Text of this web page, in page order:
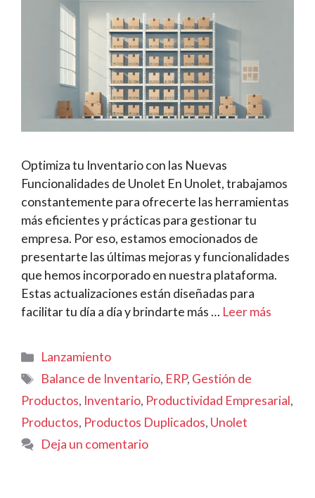
Optimiza tu Inventario con las Nuevas
Funcionalidades de Unolet En Unolet, trabajamos
constantemente para ofrecerte las herramientas
más eficientes y prácticas para gestionar tu
empresa. Por eso, estamos emocionados de
presentarte las últimas mejoras y funcionalidades
que hemos incorporado en nuestra plataforma.
Estas actualizaciones están diseñadas para
facilitar tu día a día y brindarte más … Leer más
Categorías
Lanzamiento
Etiquetas
Balance de Inventario, ERP, Gestión de
Productos, Inventario, Productividad Empresarial,
Productos, Productos Duplicados, Unolet
Deja un comentario